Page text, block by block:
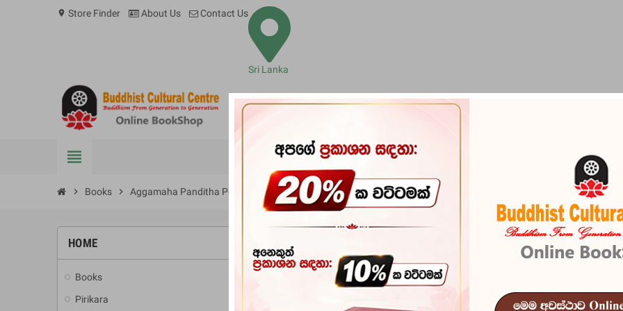
location_on Store Finder About Us Contact Us
Sri Lanka
view_headline BOOKS PIRIKARA BUDDHA STATUES RITUAL ITEMS &
chevron_right Books chevron_right Aggamaha Panditha Polwaththe Buddhadaththa Maha Nahimi Charithapadanaya
HOME
Books
Pirikara
-10%
Aggamaha
Maha
Reference